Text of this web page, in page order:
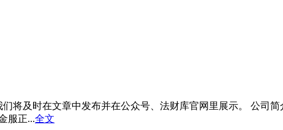
将及时在文章中发布并在公众号、法财库官网里展示。 公司
服正...全文